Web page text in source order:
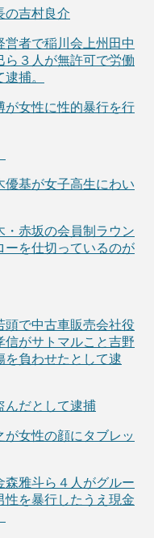
の吉村良介
者で稲川会上州田中
ら３人が無許可で労働
捕。
が女性に性的暴行を行
優基が女子高生にわい
・赤坂の会員制ラウン
ーを仕切っているのが
頭で中古車販売会社役
信がサトマルこと吉野
を負わせたとして逮
んだとして逮捕
女性の顔にタブレッ
森雅斗ら４人がグルー
性を暴行したうえ現金